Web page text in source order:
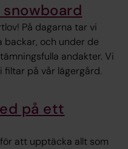
På dagarna tar vi
backar, och under de
andakter. Vi
filtar på vår lägergård.
på ett
att upptäcka allt som